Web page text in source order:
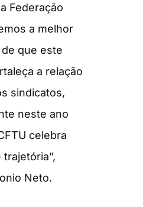
Federação
a melhor
que este
a relação
sindicatos,
neste ano
celebra
trajetória”,
Neto.